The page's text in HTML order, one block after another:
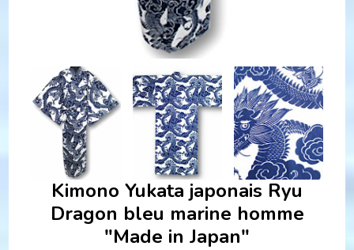
Kimono Yukata japonais Ryu
Dragon bleu marine homme
"Made in Japan"